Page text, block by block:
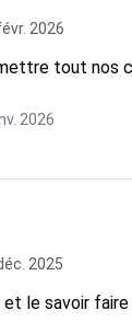
2026
tout nos
2026
2025
le savoir faire